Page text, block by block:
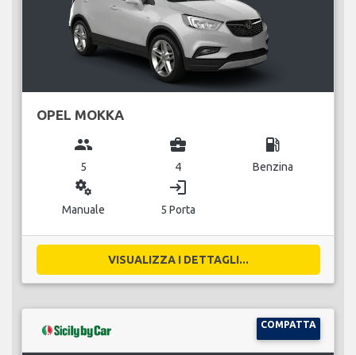
OPEL MOKKA
group
5
business_center
4
local_gas_station
Benzina
miscellaneous_services
Manuale
login
5 Porta
VISUALIZZA I DETTAGLI...
COMPATTA